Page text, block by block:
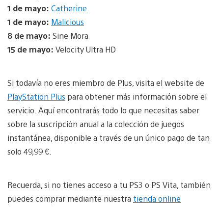
1 de mayo: Catherine
1 de mayo: Malicious
8 de mayo: Sine Mora
15 de mayo: Velocity Ultra HD
Si todavía no eres miembro de Plus, visita el website de
PlayStation Plus para obtener más información sobre el
servicio. Aquí encontrarás todo lo que necesitas saber
sobre la suscripción anual a la colección de juegos
instantánea, disponible a través de un único pago de tan
solo 49,99 €.
Recuerda, si no tienes acceso a tu PS3 o PS Vita, también
puedes comprar mediante nuestra tienda online